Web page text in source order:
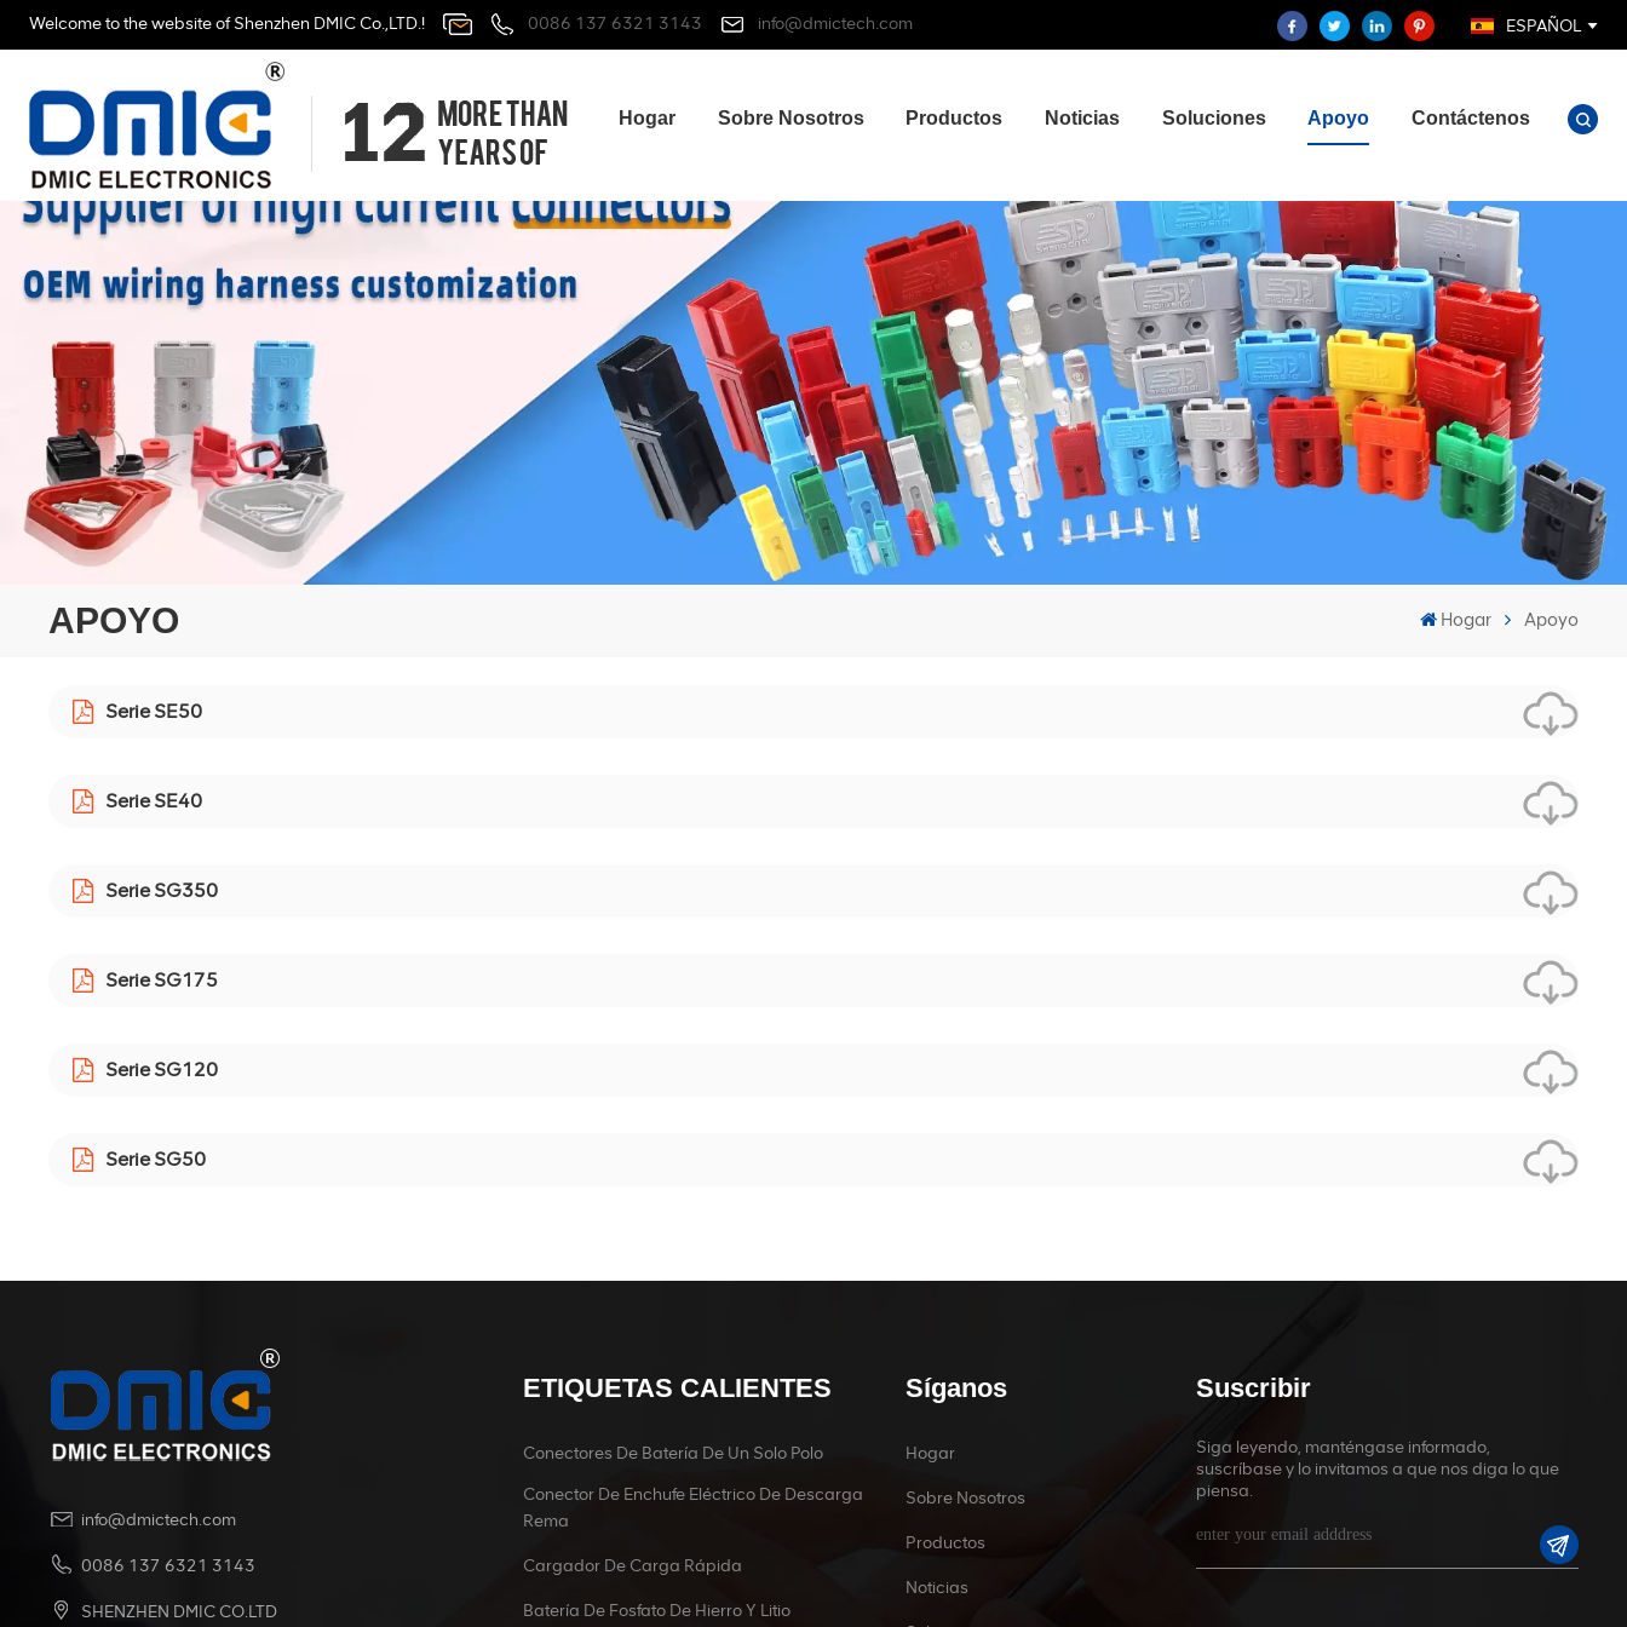
Welcome to the website of Shenzhen DMIC Co.,LTD.! 0086 137 6321 3143 info@dmictech.com ESPAÑOL
Hogar Sobre Nosotros Productos Noticias Soluciones Apoyo Contáctenos
APOYO Hogar Apoyo
Serie SE50
Serie SE40
Serie SG350
Serie SG175
Serie SG120
Serie SG50
info@dmictech.com
0086 137 6321 3143
SHENZHEN DMIC CO.LTD
ETIQUETAS CALIENTES
Conectores De Batería De Un Solo Polo
Conector De Enchufe Eléctrico De Descarga
Rema
Cargador De Carga Rápida
Batería De Fosfato De Hierro Y Litio
Síganos
Hogar
Sobre Nosotros
Productos
Noticias
Suscribir
Siga leyendo, manténgase informado,
suscríbase y lo invitamos a que nos diga lo que
piensa.